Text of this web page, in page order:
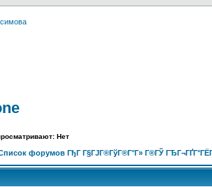
Нет
форумов ГђГ Г§ГЈГ®ГўГ®Г°Г» Г®ГЎ